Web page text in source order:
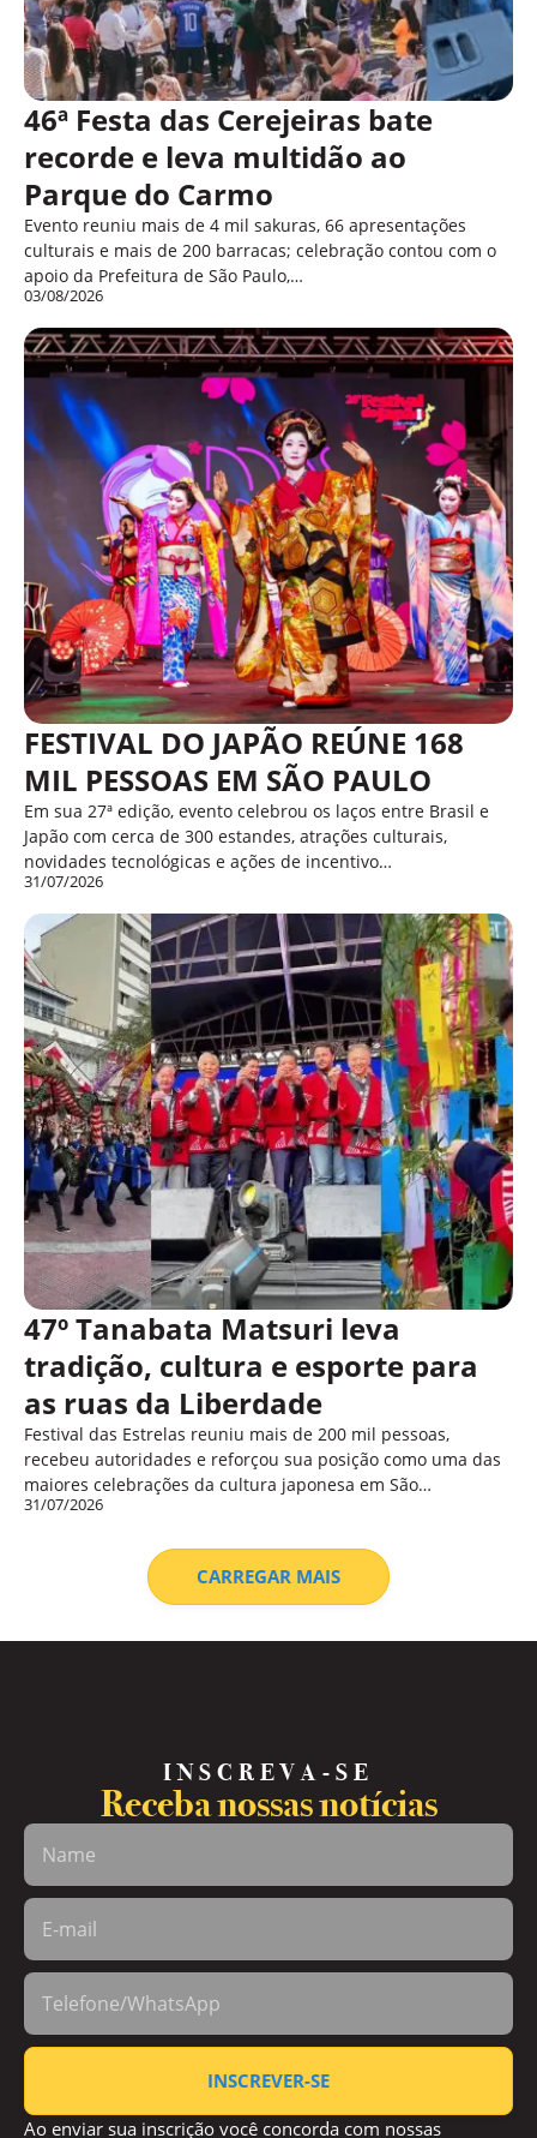
46ª Festa das Cerejeiras bate
recorde e leva multidão ao
Parque do Carmo
Evento reuniu mais de 4 mil sakuras, 66 apresentações
culturais e mais de 200 barracas; celebração contou com o
apoio da Prefeitura de São Paulo,…
03/08/2026
FESTIVAL DO JAPÃO REÚNE 168
MIL PESSOAS EM SÃO PAULO
Em sua 27ª edição, evento celebrou os laços entre Brasil e
Japão com cerca de 300 estandes, atrações culturais,
novidades tecnológicas e ações de incentivo…
31/07/2026
47º Tanabata Matsuri leva
tradição, cultura e esporte para
as ruas da Liberdade
Festival das Estrelas reuniu mais de 200 mil pessoas,
recebeu autoridades e reforçou sua posição como uma das
maiores celebrações da cultura japonesa em São…
31/07/2026
CARREGAR MAIS
INSCREVA-SE
Receba nossas notícias
INSCREVER-SE
Ao enviar sua inscrição você concorda com nossas